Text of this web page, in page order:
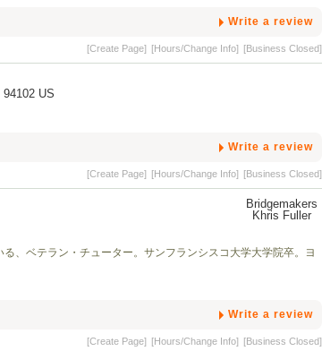
Write a review
[Create Page] [Hours/Change Info] [Business Closed]
US
Write a review
[Create Page] [Hours/Change Info] [Business Closed]
、ベテラン・チューター。サンフランシスコ大学大学院卒。ヨ
Write a review
[Create Page] [Hours/Change Info] [Business Closed]